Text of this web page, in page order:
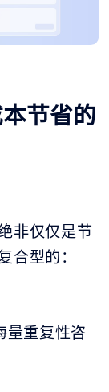
节省的
非仅仅是节
合型的：
量重复性咨